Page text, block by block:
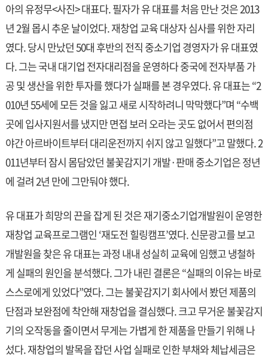
아의 유정무<사진> 대표다. 필자가 유 대표를 처음 만난 것은 2013
년 2월 몹시 추운 날이었다. 재창업 교육 대상자 심사를 위한 자리
였다. 당시 만났던 50대 후반의 전직 중소기업 경영자가 유 대표였
다. 그는 국내 대기업 전자대리점을 운영하다 중국에 전자부품 가
공 및 생산을 위한 투자를 했다가 실패를 본 경우였다. 유 대표는 “2
010년 55세에 모든 것을 잃고 새로 시작하려니 막막했다”며 “수백
곳에 입사지원서를 냈지만 면접 보러 오라는 곳도 없어서 편의점
야간 아르바이트부터 대리운전까지 쉬지 않고 일했다”고 말했다. 2
011년부터 잠시 몸담았던 불꽃감지기 개발·판매 중소기업은 정년
에 걸려 2년 만에 그만둬야 했다.
유 대표가 희망의 끈을 잡게 된 것은 재기중소기업개발원이 운영한
재창업 교육프로그램인 ‘재도전 힐링캠프’였다. 신문광고를 보고
개발원을 찾은 유 대표는 과정 내내 성실히 교육에 임했고 냉철하
게 실패의 원인을 분석했다. 그가 내린 결론은 “실패의 이유는 바로
스스로에게 있었다”였다. 그는 불꽃감지기 회사에서 봤던 제품의
단점과 보완점에 착안해 재창업을 결심했다. 크고 무거운 불꽃감지
기의 오작동을 줄이면서 무게는 가볍게 한 제품을 만들기 위해 나
섰다. 재창업의 발목을 잡던 사업 실패로 인한 부채와 체납세금은